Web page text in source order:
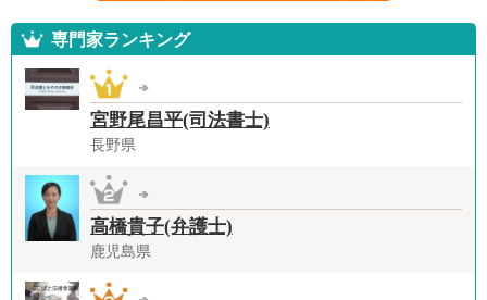
専門家ランキング
宮野尾昌平(司法書士)
長野県
高橋貴子(弁護士)
鹿児島県